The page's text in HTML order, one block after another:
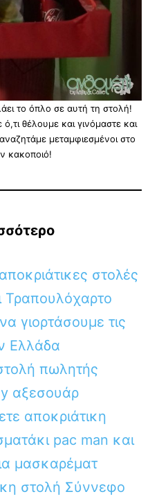
το όπλο σε αυτή τη στολή!
θέλουμε και γινόμαστε και
μεταμφιεσμένοι στο
κακοποιό!
στολές
Τραπουλόχαρτο
γιορτάσουμε τις
Ελλάδα
πωλητής
αξεσουάρ
αποκριάτικη
pac man και
μασκαρέματ
στολή Σύννεφο